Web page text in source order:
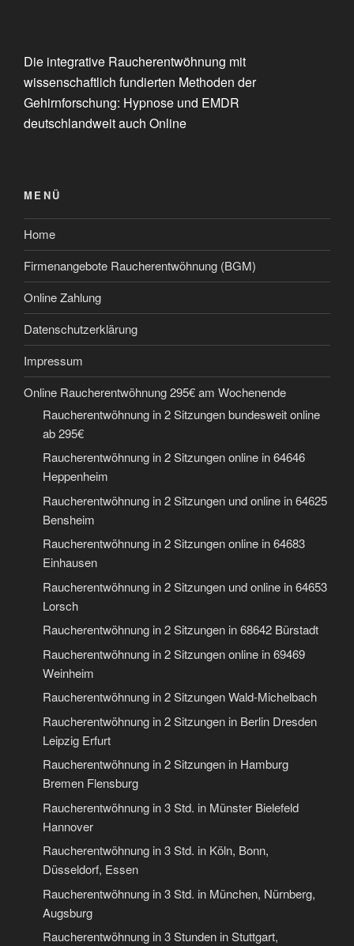
Die integrative Raucherentwöhnung mit
wissenschaftlich fundierten Methoden der
Gehirnforschung: Hypnose und EMDR
deutschlandweit auch Online
MENÜ
Home
Firmenangebote Raucherentwöhnung (BGM)
Online Zahlung
Datenschutzerklärung
Impressum
Online Raucherentwöhnung 295€ am Wochenende
Raucherentwöhnung in 2 Sitzungen bundesweit online
ab 295€
Raucherentwöhnung in 2 Sitzungen online in 64646
Heppenheim
Raucherentwöhnung in 2 Sitzungen und online in 64625
Bensheim
Raucherentwöhnung in 2 Sitzungen online in 64683
Einhausen
Raucherentwöhnung in 2 Sitzungen und online in 64653
Lorsch
Raucherentwöhnung in 2 Sitzungen in 68642 Bürstadt
Raucherentwöhnung in 2 Sitzungen online in 69469
Weinheim
Raucherentwöhnung in 2 Sitzungen Wald-Michelbach
Raucherentwöhnung in 2 Sitzungen in Berlin Dresden
Leipzig Erfurt
Raucherentwöhnung in 2 Sitzungen in Hamburg
Bremen Flensburg
Raucherentwöhnung in 3 Std. in Münster Bielefeld
Hannover
Raucherentwöhnung in 3 Std. in Köln, Bonn,
Düsseldorf, Essen
Raucherentwöhnung in 3 Std. in München, Nürnberg,
Augsburg
Raucherentwöhnung in 3 Stunden in Stuttgart,